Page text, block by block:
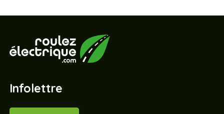
Infolettre